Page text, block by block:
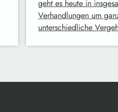
geht es heute in
Verhandlungen um
unterschiedliche